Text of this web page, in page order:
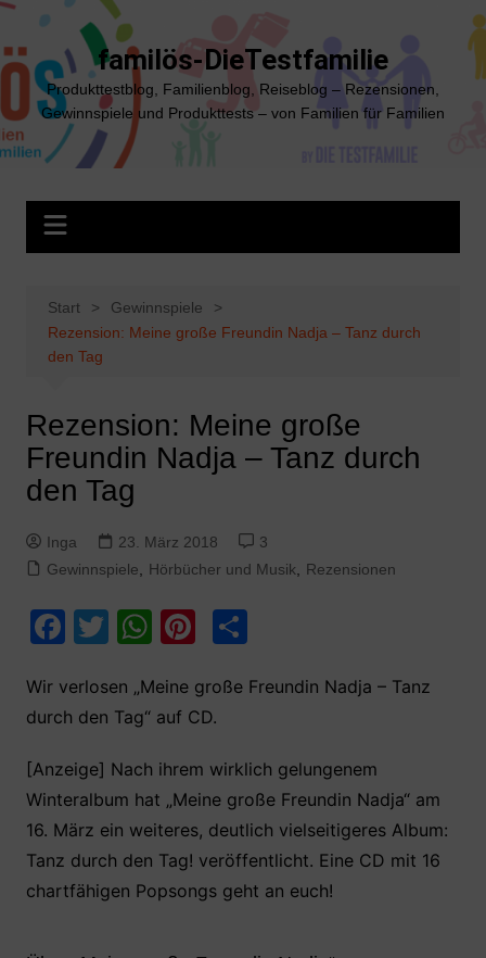
Zum
springen
familös-DieTestfamilie
Produkttestblog, Familienblog, Reiseblog – Rezensionen,
Gewinnspiele und Produkttests – von Familien für Familien
Start
Gewinnspiele
Rezension: Meine große Freundin Nadja – Tanz durch
den Tag
Rezension: Meine große
Freundin Nadja – Tanz durch
den Tag
Inga 23. März 2018
3
Gewinnspiele
Hörbücher und Musik Rezensionen
F
c
e
b
o
o
k
T
itt
er
W
at
s
A
p
p
Pi
er
e
st
T
le
Wir verlosen „Meine große Freundin Nadja – Tanz
durch den Tag“ auf CD.
[Anzeige] Nach ihrem wirklich gelungenem
Winteralbum hat „Meine große Freundin Nadja“ am
16. März ein weiteres, deutlich vielseitigeres Album:
Tanz durch den Tag! veröffentlicht. Eine CD mit 16
chartfähigen Popsongs geht an euch!